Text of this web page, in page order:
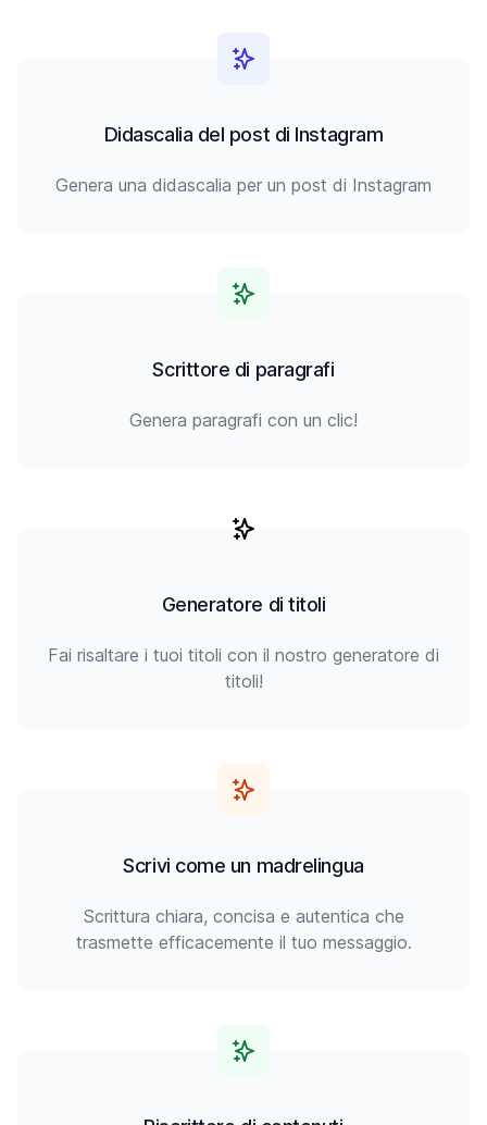
Didascalia del post di Instagram
Genera una didascalia per un post di Instagram
Scrittore di paragrafi
Genera paragrafi con un clic!
Generatore di titoli
Fai risaltare i tuoi titoli con il nostro generatore di
titoli!
Scrivi come un madrelingua
Scrittura chiara, concisa e autentica che
trasmette efficacemente il tuo messaggio.